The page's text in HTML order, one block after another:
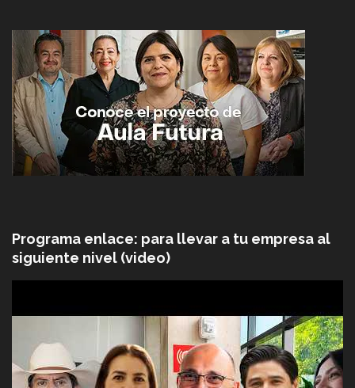
Programa enlace: para llevar a tu empresa al
siguiente nivel (video)